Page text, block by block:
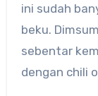
ini sudah
beku.
sebentar
dengan chili